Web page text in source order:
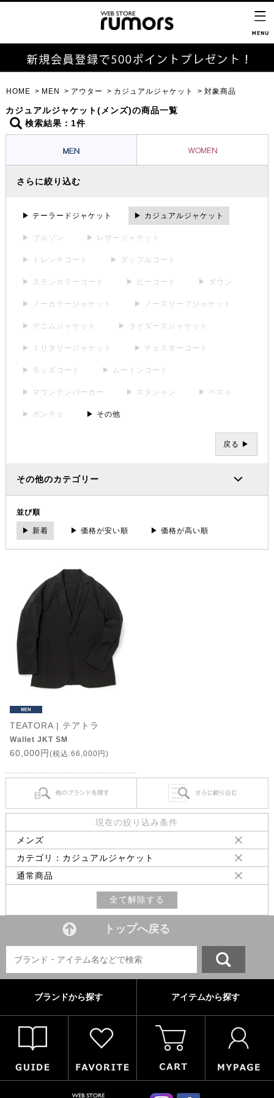
HOME MEN アウター カジュアルジャケット 対象商品
カジュアルジャケット(メンズ)の商品一覧
検索結果：1件
さらに絞り込む
▶ テーラードジャケット ▶ カジュアルジャケット
▶ ブルゾン ▶ レザージャケット
▶ トレンチコート ▶ ダッフルコート
▶ ステンカラーコート ▶ ピーコート ▶ ダウン
▶ ノーカラージャケット ▶ ノースリーブジャケット
▶ デニムジャケット ▶ ライダースジャケット
▶ ミリタリージャケット ▶ チェスターコート
▶ モッズコート ▶ ムートンコート
▶ マウンテンパーカー ▶ スタジャン ▶ ベスト
▶ ポンチョ ▶ その他
戻る ▶
その他のカテゴリー
並び順
▶ 新着 ▶ 価格が安い順 ▶ 価格が高い順
TEATORA | テアトラ
Wallet JKT SM
60,000円 (税込:66,000円)
現在の絞り込み条件
メンズ
カテゴリ：カジュアルジャケット
通常商品
全て解除する
トップへ戻る
ブランドから探す アイテムから探す